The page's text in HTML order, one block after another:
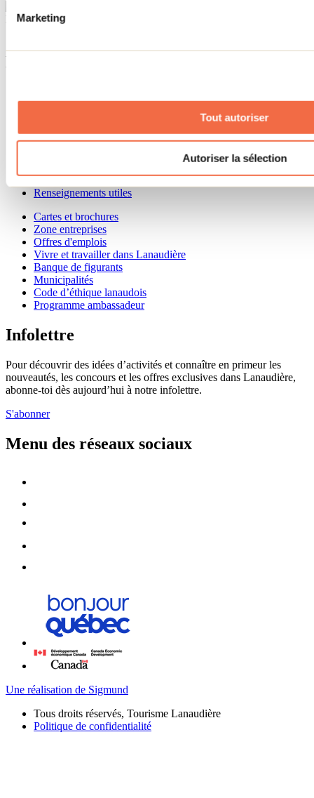
Marketing
Tout autoriser
Autoriser la sélection
Besoin d'information?
Menu pied de page
Séjour d'affaires
À propos
Concours
Renseignements utiles
Cartes et brochures
Zone entreprises
Offres d'emplois
Vivre et travailler dans Lanaudière
Banque de figurants
Municipalités
Code d’éthique lanaudois
Programme ambassadeur
Infolettre
Pour découvrir des idées d’activités et connaître en primeur les
nouveautés, les concours et les offres exclusives dans Lanaudière,
abonne-toi dès aujourd’hui à notre infolettre.
S'abonner
Menu des réseaux sociaux
Une réalisation de Sigmund
Tous droits réservés, Tourisme Lanaudière
Politique de confidentialité